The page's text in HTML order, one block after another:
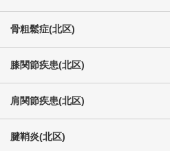
骨粗鬆症(北区)
膝関節疾患(北区)
肩関節疾患(北区)
腱鞘炎(北区)